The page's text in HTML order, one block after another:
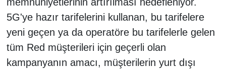
memnuniyetlerinin artırılması hedefleniyor.
5G'ye hazır tarifelerini kullanan, bu tarifelere
yeni geçen ya da operatöre bu tarifelerle gelen
tüm Red müşterileri için geçerli olan
kampanyanın amacı, müşterilerin yurt dışı